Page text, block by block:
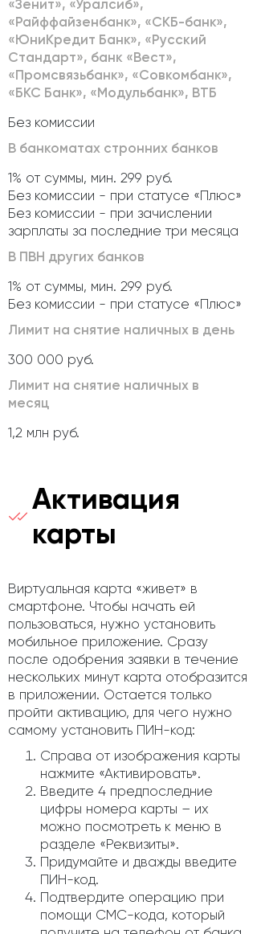
«Зенит», «Уралсиб»,
«Райффайзенбанк», «СКБ-банк»,
«ЮниКредит Банк», «Русский
Стандарт», банк «Вест»,
«Промсвязьбанк», «Совкомбанк»,
«БКС Банк», «Модульбанк», ВТБ
Без комиссии
В банкоматах стронних банков
1% от суммы, мин. 299 руб.
Без комиссии - при статусе «Плюс»
Без комиссии - при зачислении
зарплаты за последние три месяца
В ПВН других банков
1% от суммы, мин. 299 руб.
Без комиссии - при статусе «Плюс»
Лимит на снятие наличных в день
300 000 руб.
Лимит на снятие наличных в
месяц
1,2 млн руб.
Активация
карты
Виртуальная карта «живет» в
смартфоне. Чтобы начать ей
пользоваться, нужно установить
мобильное приложение. Сразу
после одобрения заявки в течение
нескольких минут карта отобразится
в приложении. Остается только
пройти активацию, для чего нужно
самому установить ПИН-код:
Справа от изображения карты
нажмите «Активировать».
Введите 4 предпоследние
цифры номера карты – их
можно посмотреть к меню в
разделе «Реквизиты».
Придумайте и дважды введите
ПИН-код.
Подтвердите операцию при
помощи СМС-кода, который